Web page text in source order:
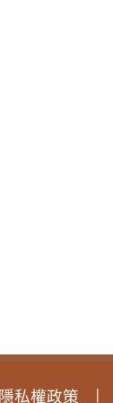
隱私權政策